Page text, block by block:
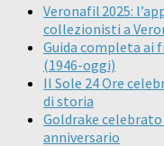
Veronafil 2025:
collezionisti a
Guida completa ai
(1946-oggi)
Il Sole 24 Ore
di storia
Goldrake
anniversario